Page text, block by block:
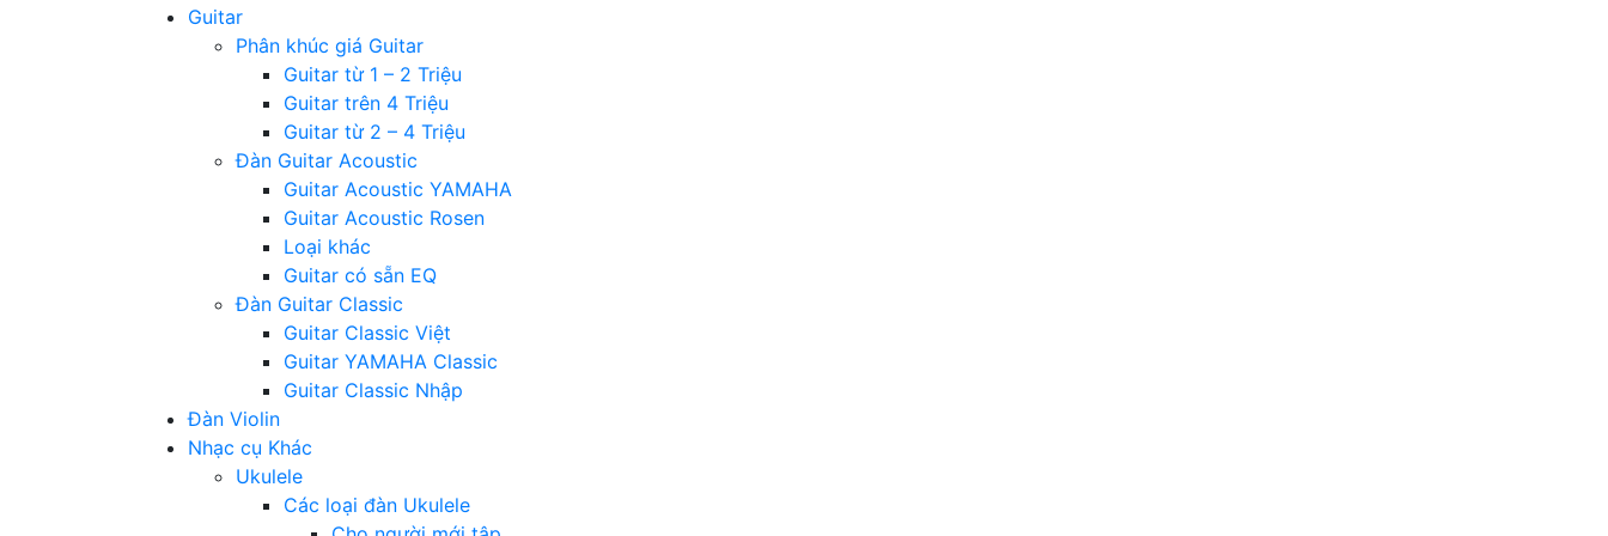
Guitar
Phân khúc giá Guitar
Guitar từ 1 – 2 Triệu
Guitar trên 4 Triệu
Guitar từ 2 – 4 Triệu
Đàn Guitar Acoustic
Guitar Acoustic YAMAHA
Guitar Acoustic Rosen
Loại khác
Guitar có sẵn EQ
Đàn Guitar Classic
Guitar Classic Việt
Guitar YAMAHA Classic
Guitar Classic Nhập
Đàn Violin
Nhạc cụ Khác
Ukulele
Các loại đàn Ukulele